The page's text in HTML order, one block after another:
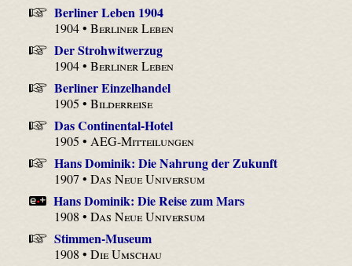
Berliner Leben 1904
1904 •Berliner Leben
Der Strohwitwerzug
1904 •Berliner Leben
Berliner Einzelhandel
1905 •Bilderreise
Das Continental-Hotel
1905 •AEG-Mitteilungen
Hans Dominik: Die Nahrung der Zukunft
1907 •Das Neue Universum
Hans Dominik: Die Reise zum Mars
1908 •Das Neue Universum
Stimmen-Museum
1908 •Die Umschau